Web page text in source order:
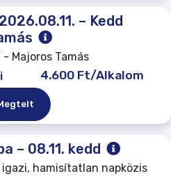
– Kedd
Majoros Tamás
4.600 Ft/Alkalom
– 08.11. kedd
hamisítatlan napközis